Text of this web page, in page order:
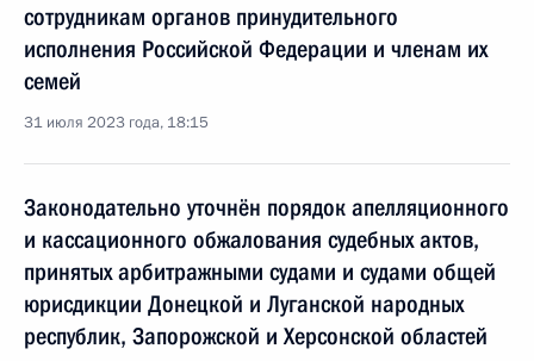
сотрудникам органов принудительного
исполнения Российской Федерации и членам их
семей
31 июля 2023 года, 18:15
Законодательно уточнён порядок апелляционного
и кассационного обжалования судебных актов,
принятых арбитражными судами и судами общей
юрисдикции Донецкой и Луганской народных
республик, Запорожской и Херсонской областей